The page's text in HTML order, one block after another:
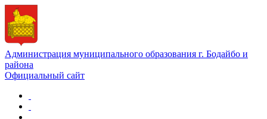
Администрация муниципального образования г. Бодайбо и
района
Официальный сайт